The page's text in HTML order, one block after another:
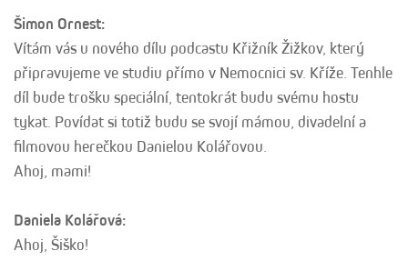
Šimon Ornest:
Vítám vás u nového dílu podcastu Křižník Žižkov, který
připravujeme ve studiu přímo v Nemocnici sv. Kříže. Tenhle
díl bude trošku speciální, tentokrát budu svému hostu
tykat. Povídat si totiž budu se svojí mámou, divadelní a
filmovou herečkou Danielou Kolářovou.
Ahoj, mami!
Daniela Kolářová:
Ahoj, Šiško!